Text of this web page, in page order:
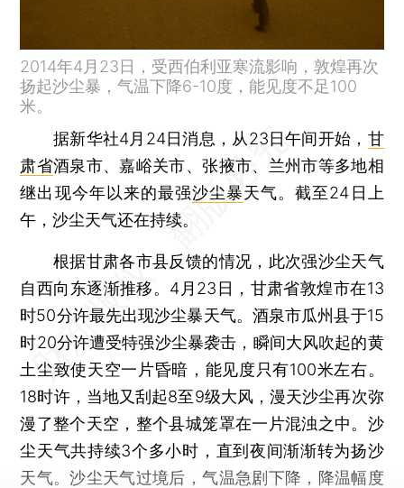
2014年4月23日，受西伯利亚寒流影响，敦煌再次
扬起沙尘暴，气温下降6-10度，能见度不足100
米。
据新华社4月24日消息，从23日午间开始， 甘
肃省酒泉市、嘉峪关市、张掖市、兰州市等多地相
继出现今年以来的最强沙尘暴天气。截至24日上
午，沙尘天气还在持续。
根据甘肃各市县反馈的情况，此次强沙尘天气
自西向东逐渐推移。4月23日，甘肃省敦煌市在13
时50分许最先出现沙尘暴天气。酒泉市瓜州县于15
时20分许遭受特强沙尘暴袭击，瞬间大风吹起的黄
土尘致使天空一片昏暗，能见度只有100米左右。
18时许，当地又刮起8至9级大风，漫天沙尘再次弥
漫了整个天空，整个县城笼罩在一片混浊之中。沙
尘天气共持续3个多小时，直到夜间渐渐转为扬沙
天气。沙尘天气过境后，气温急剧下降，降温幅度